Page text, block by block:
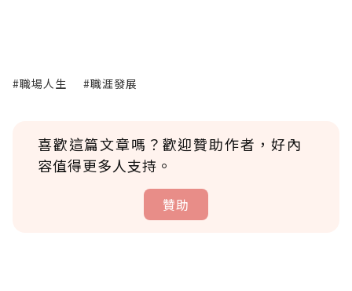
#職場人生 #職涯發展
喜歡這篇文章嗎？歡迎贊助作者，好內
容值得更多人支持。
贊助